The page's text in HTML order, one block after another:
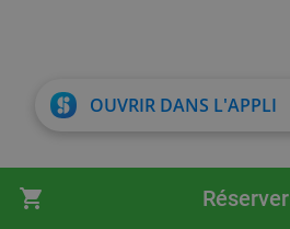
Réserver
OUVRIR DANS L'APPLI